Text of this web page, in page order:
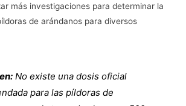
más investigaciones para determinar la
de arándanos para diversos
No existe una dosis oficial
para las píldoras de